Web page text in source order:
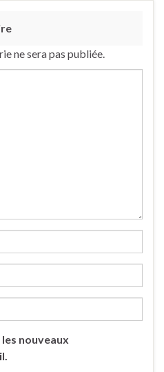
ne sera pas publiée.
nouveaux